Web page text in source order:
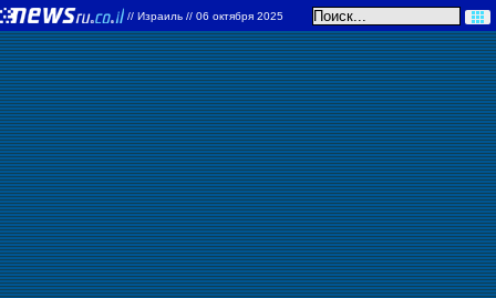
// Израиль // 06 октября 2025